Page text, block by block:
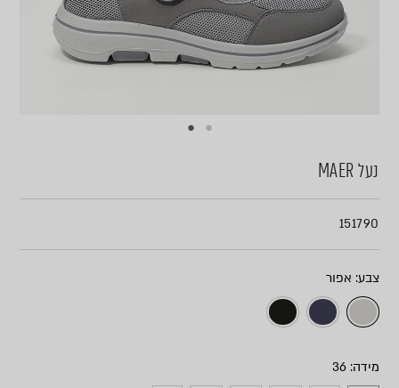
נעל MAER
151790
צבע
מידה